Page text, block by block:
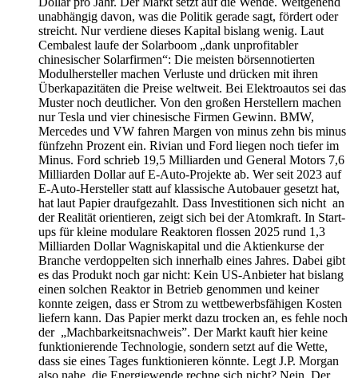
unabhängig davon, was die Politik gerade sagt, fördert oder
streicht. Nur verdiene dieses Kapital bislang wenig. Laut
Cembalest laufe der Solarboom „dank unprofitabler
chinesischer Solarfirmen“: Die meisten börsennotierten
Modulhersteller machen Verluste und drücken mit ihren
Überkapazitäten die Preise weltweit. Bei Elektroautos sei das
Muster noch deutlicher. Von den großen Herstellern machen
nur Tesla und vier chinesische Firmen Gewinn. BMW,
Mercedes und VW fahren Margen von minus zehn bis minus
fünfzehn Prozent ein. Rivian und Ford liegen noch tiefer im
Minus. Ford schrieb 19,5 Milliarden und General Motors 7,6
Milliarden Dollar auf E-Auto-Projekte ab. Wer seit 2023 auf
E-Auto-Hersteller statt auf klassische Autobauer gesetzt hat,
hat laut Papier draufgezahlt. Dass Investitionen sich nicht an
der Realität orientieren, zeigt sich bei der Atomkraft. In Start-
ups für kleine modulare Reaktoren flossen 2025 rund 1,3
Milliarden Dollar Wagniskapital und die Aktienkurse der
Branche verdoppelten sich innerhalb eines Jahres. Dabei gibt
es das Produkt noch gar nicht: Kein US-Anbieter hat bislang
einen solchen Reaktor in Betrieb genommen und keiner
konnte zeigen, dass er Strom zu wettbewerbsfähigen Kosten
liefern kann. Das Papier merkt dazu trocken an, es fehle noch
der „Machbarkeitsnachweis”. Der Markt kauft hier keine
funktionierende Technologie, sondern setzt auf die Wette,
dass sie eines Tages funktionieren könnte. Legt J.P. Morgan
also nahe, die Energiewende rechne sich nicht? Nein. Der